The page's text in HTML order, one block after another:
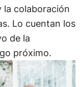
la colaboración
Lo cuentan los
de la
próximo.